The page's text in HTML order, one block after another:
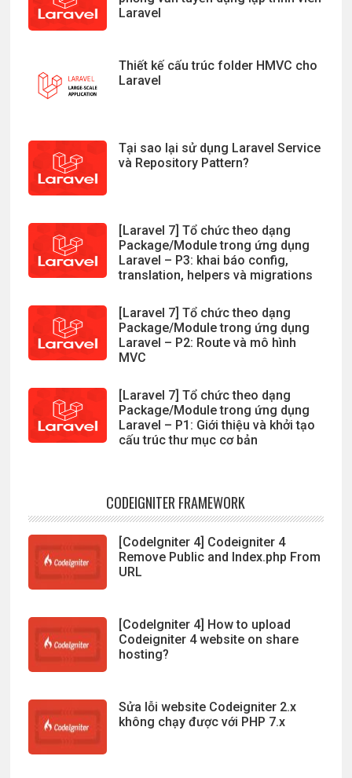
Laravel
Thiết kế cấu trúc folder HMVC cho
Laravel
Tại sao lại sử dụng Laravel Service
và Repository Pattern?
[Laravel 7] Tổ chức theo dạng
Package/Module trong ứng dụng
Laravel – P3: khai báo config,
translation, helpers và migrations
[Laravel 7] Tổ chức theo dạng
Package/Module trong ứng dụng
Laravel – P2: Route và mô hình
MVC
[Laravel 7] Tổ chức theo dạng
Package/Module trong ứng dụng
Laravel – P1: Giới thiệu và khởi tạo
cấu trúc thư mục cơ bản
CODEIGNITER FRAMEWORK
[CodeIgniter 4] Codeigniter 4
Remove Public and Index.php From
URL
[CodeIgniter 4] How to upload
Codeigniter 4 website on share
hosting?
Sửa lỗi website Codeigniter 2.x
không chạy được với PHP 7.x